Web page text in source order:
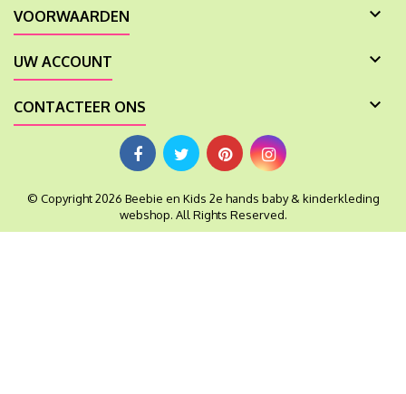
VOORWAARDEN 
UW ACCOUNT 
CONTACTEER ONS 
© Copyright 2026 Beebie en Kids 2e hands baby & kinderkleding
webshop. All Rights Reserved.